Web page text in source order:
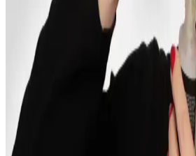
Phytoflora'nın selülit ve çatlak giderici
kullanımıyla cilt görünümünü iyileştirir.
görülür sonuçlar sağlar.
Makyajınızı Geliştirmek İçin
Ürün Seçimi Rehberi
Makyajda cilt hazırlığı, aydınlatıcı,
tekniklerle doğal ve etkileyici görünüm
Uygulama yöntemleri ve ürün kalitesi